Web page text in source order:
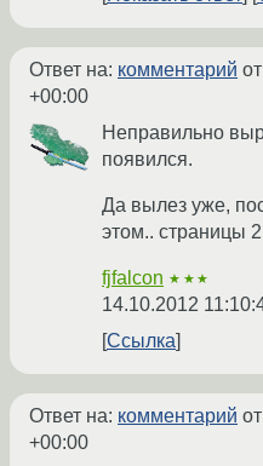
Ответ на: комментарий
+00:00
Неправильно
появился.
Да вылез уже,
этом.. страницы
fjfalcon ★★★
14.10.2012
Ссылка
Ответ на: комментарий
+00:00